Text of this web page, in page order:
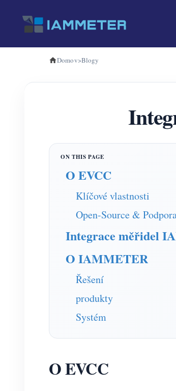
Domov>Blogy
O EVCC
Klíčové vlastnosti
Open-Source &
Integrace měřidel
O IAMMETER
Řešení
produkty
Systém
O EVCC